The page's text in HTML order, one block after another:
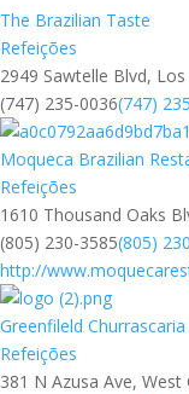
The Brazilian Taste
Refeições
2949 Sawtelle Blvd,
(747) 235-0036(747)
Moqueca Brazilian
Refeições
1610 Thousand Oaks
(805) 230-3585(805)
http://
Greenfileld Churrascaria
Refeições
381 N Azusa Ave, West